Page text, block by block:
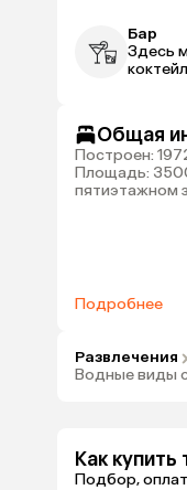
Бар
Здесь
Общая
Построен:
Площадь:
пятиэтажном
Подробнее
Развлечения
Водные виды
Как купить
Подбор,